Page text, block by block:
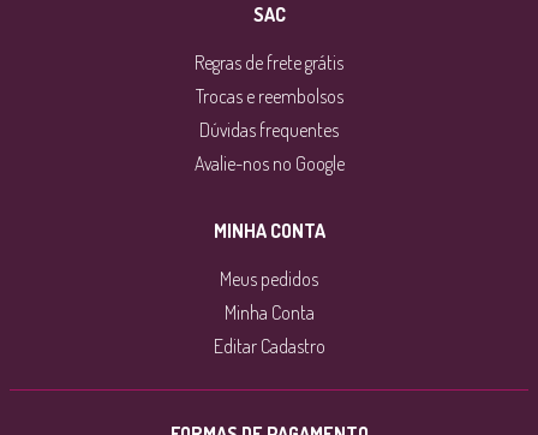
SAC
Regras de frete grátis
Trocas e reembolsos
Dúvidas frequentes
Avalie-nos no Google
MINHA CONTA
Meus pedidos
Minha Conta
Editar Cadastro